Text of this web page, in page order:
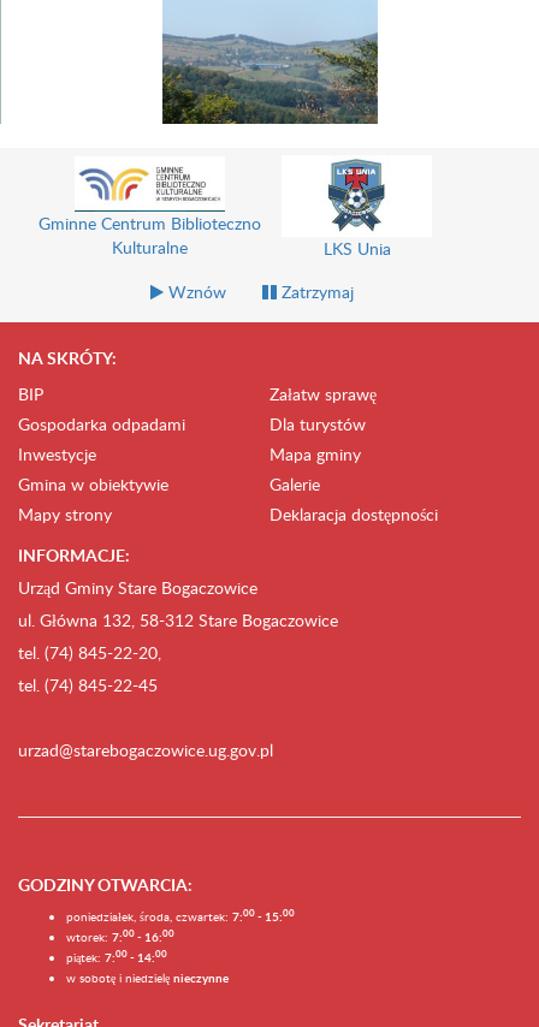
Gminne Centrum Biblioteczno
Kulturalne
LKS Unia
Wznów
Zatrzymaj
NA SKRÓTY:
BIP
Załatw sprawę
Gospodarka odpadami
Dla turystów
Inwestycje
Mapa gminy
Gmina w obiektywie
Galerie
Mapy strony
Deklaracja dostępności
INFORMACJE:
Urząd Gminy Stare Bogaczowice
ul. Główna 132, 58-312 Stare Bogaczowice
tel. (74) 845-22-20,
tel. (74) 845-22-45
urzad@starebogaczowice.ug.gov.pl
GODZINY OTWARCIA:
poniedziałek, środa, czwartek: 7:00 - 15:00
wtorek: 7:00 - 16:00
piątek: 7:00 - 14:00
w sobotę i niedzielę nieczynne